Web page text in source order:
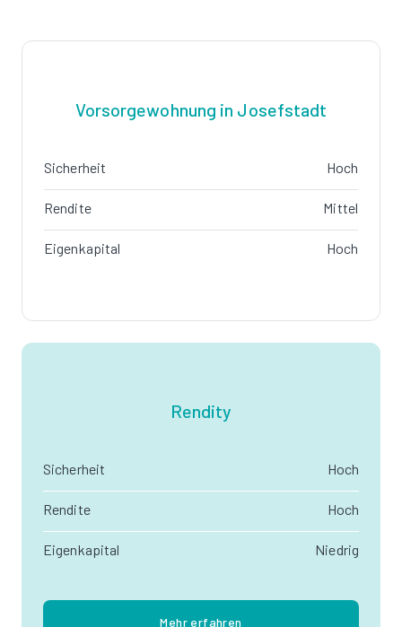
Vorsorgewohnung in Josefstadt
Sicherheit Hoch
Rendite Mittel
Eigenkapital Hoch
Rendity
Sicherheit Hoch
Rendite Hoch
Eigenkapital Niedrig
Mehr erfahren